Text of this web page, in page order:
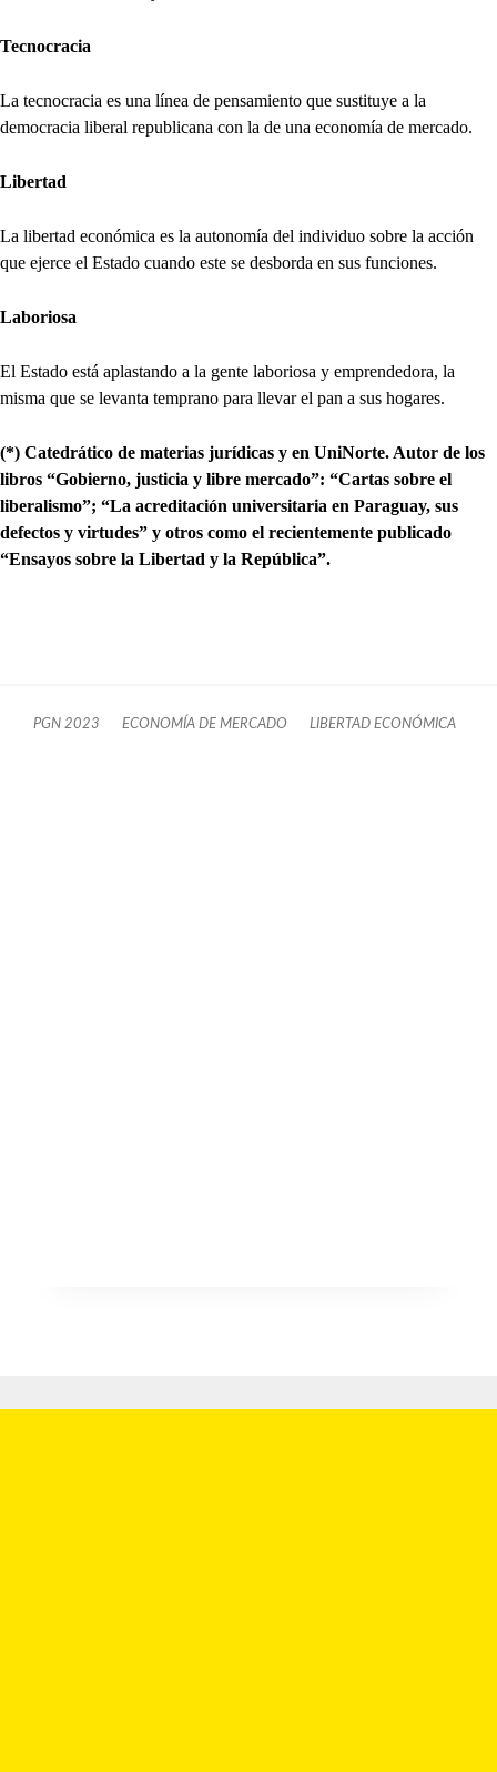
Tecnocracia
La tecnocracia es una línea de pensamiento que sustituye a la
democracia liberal republicana con la de una economía de mercado.
Libertad
La libertad económica es la autonomía del individuo sobre la acción
que ejerce el Estado cuando este se desborda en sus funciones.
Laboriosa
El Estado está aplastando a la gente laboriosa y emprendedora, la
misma que se levanta temprano para llevar el pan a sus hogares.
(*) Catedrático de materias jurídicas y en UniNorte. Autor de los
libros “Gobierno, justicia y libre mercado”: “Cartas sobre el
liberalismo”; “La acreditación universitaria en Paraguay, sus
defectos y virtudes” y otros como el recientemente publicado
“Ensayos sobre la Libertad y la República”.
PGN 2023 ECONOMÍA DE MERCADO LIBERTAD ECONÓMICA